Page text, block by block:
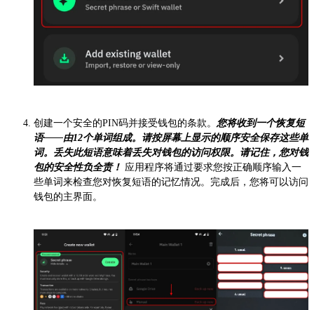
创建一个安全的PIN码并接受钱包的条款。 您将收到一个恢复短
语——由12个单词组成。请按屏幕上显示的顺序安全保存这些单
词。丢失此短语意味着丢失对钱包的访问权限。请记住，您对钱
包的安全性负全责！ 应用程序将通过要求您按正确顺序输入一
些单词来检查您对恢复短语的记忆情况。完成后，您将可以访问
钱包的主界面。